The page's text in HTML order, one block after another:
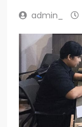
admin_